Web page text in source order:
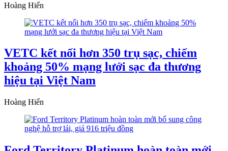
Hoàng Hiển
VETC kết nối hơn 350 trụ sạc, chiếm
khoảng 50% mạng lưới sạc đa thương
hiệu tại Việt Nam
Hoàng Hiển